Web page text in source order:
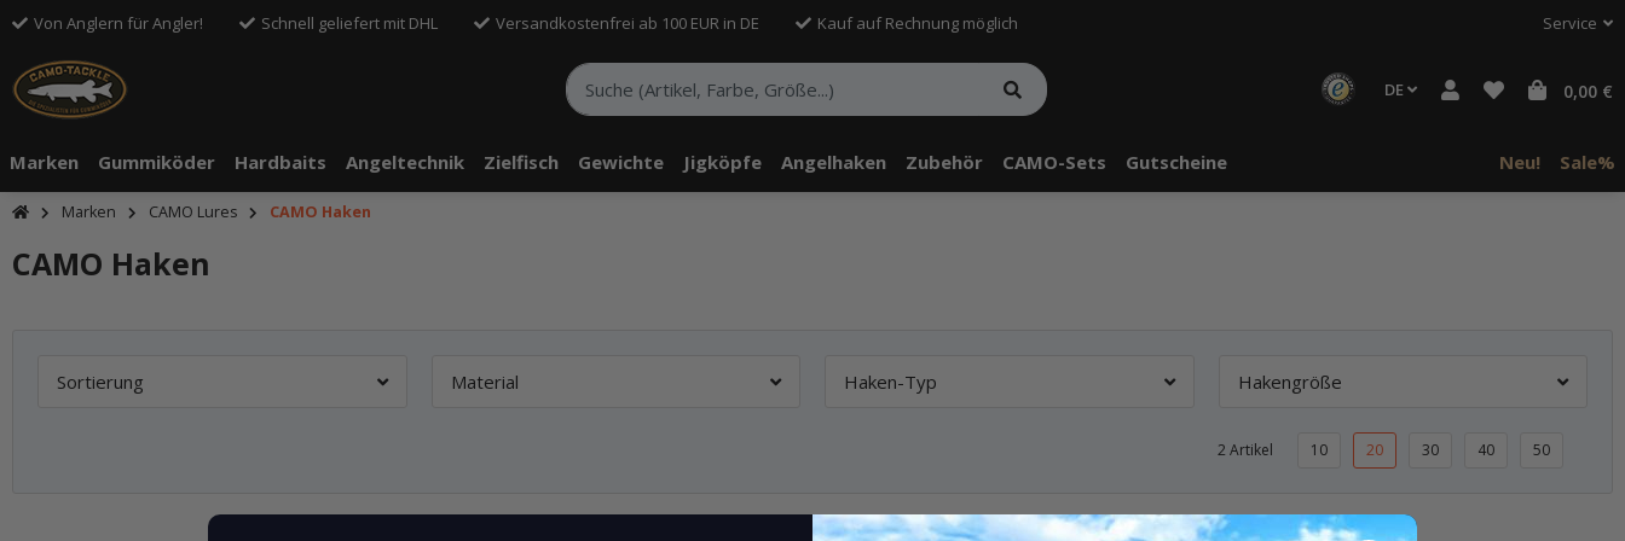
Von Anglern für Angler! Schnell geliefert mit DHL Versandkostenfrei ab 100 EUR in DE Kauf auf Rechnung möglich Service
DE 0,00 €
Marken Gummiköder Hardbaits Angeltechnik Zielfisch Gewichte Jigköpfe Angelhaken Zubehör CAMO-Sets Gutscheine Neu! Sale%
Marken CAMO Lures CAMO Haken
CAMO Haken
Sortierung Material Haken-Typ Hakengröße
2 Artikel 10 20 30 40 50